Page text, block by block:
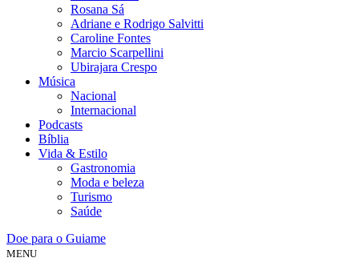
Rosana Sá
Adriane e Rodrigo Salvitti
Caroline Fontes
Marcio Scarpellini
Ubirajara Crespo
Música
Nacional
Internacional
Podcasts
Bíblia
Vida & Estilo
Gastronomia
Moda e beleza
Turismo
Saúde
Doe para o Guiame
MENU